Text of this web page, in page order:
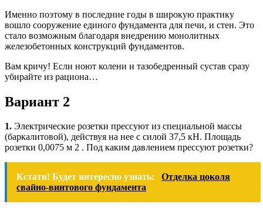
Именно поэтому в последние годы в широкую практику
вошло сооружение единого фундамента для печи, и стен. Это
стало возможным благодаря внедрению монолитных
железобетонных конструкций фундаментов.
Вам кричу! Если ноют колени и тазобедренный сустав cразу
убирайте из рациона…
Вариант 2
1. Электрические розетки прессуют из специальной массы
(баркалитовой), действуя на нее с силой 37,5 кН. Площадь
розетки 0,0075 м 2 . Под каким давлением прессуют розетки?
Кстати! Будет интересно узнать:
Отделка цоколя
свайно-винтового фундамента